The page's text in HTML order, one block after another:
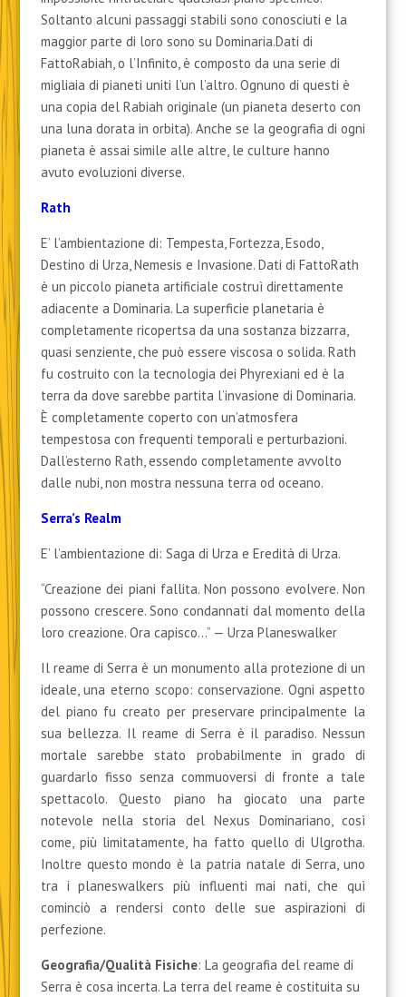
Soltanto alcuni passaggi stabili sono conosciuti e la
maggior parte di loro sono su Dominaria.Dati di
FattoRabiah, o l’Infinito, è composto da una serie di
migliaia di pianeti uniti l’un l’altro. Ognuno di questi è
una copia del Rabiah originale (un pianeta deserto con
una luna dorata in orbita). Anche se la geografia di ogni
pianeta è assai simile alle altre, le culture hanno
avuto evoluzioni diverse.
Rath
E’ l’ambientazione di: Tempesta, Fortezza, Esodo,
Destino di Urza, Nemesis e Invasione. Dati di FattoRath
è un piccolo pianeta artificiale costruì direttamente
adiacente a Dominaria. La superficie planetaria è
completamente ricopertsa da una sostanza bizzarra,
quasi senziente, che può essere viscosa o solida. Rath
fu costruito con la tecnologia dei Phyrexiani ed è la
terra da dove sarebbe partita l’invasione di Dominaria.
È completamente coperto con un’atmosfera
tempestosa con frequenti temporali e perturbazioni.
Dall’esterno Rath, essendo completamente avvolto
dalle nubi, non mostra nessuna terra od oceano.
Serra’s Realm
E’ l’ambientazione di: Saga di Urza e Eredità di Urza.
“Creazione dei piani fallita. Non possono evolvere. Non
possono crescere. Sono condannati dal momento della
loro creazione. Ora capisco…” — Urza Planeswalker
Il reame di Serra è un monumento alla protezione di un
ideale, una eterno scopo: conservazione. Ogni aspetto
del piano fu creato per preservare principalmente la
sua bellezza. Il reame di Serra è il paradiso. Nessun
mortale sarebbe stato probabilmente in grado di
guardarlo fisso senza commuoversi di fronte a tale
spettacolo. Questo piano ha giocato una parte
notevole nella storia del Nexus Dominariano, così
come, più limitatamente, ha fatto quello di Ulgrotha.
Inoltre questo mondo è la patria natale di Serra, uno
tra i planeswalkers più influenti mai nati, che quì
cominciò a rendersi conto delle sue aspirazioni di
perfezione.
Geografia/Qualità Fisiche: La geografia del reame di
Serra è cosa incerta. La terra del reame è costituita su